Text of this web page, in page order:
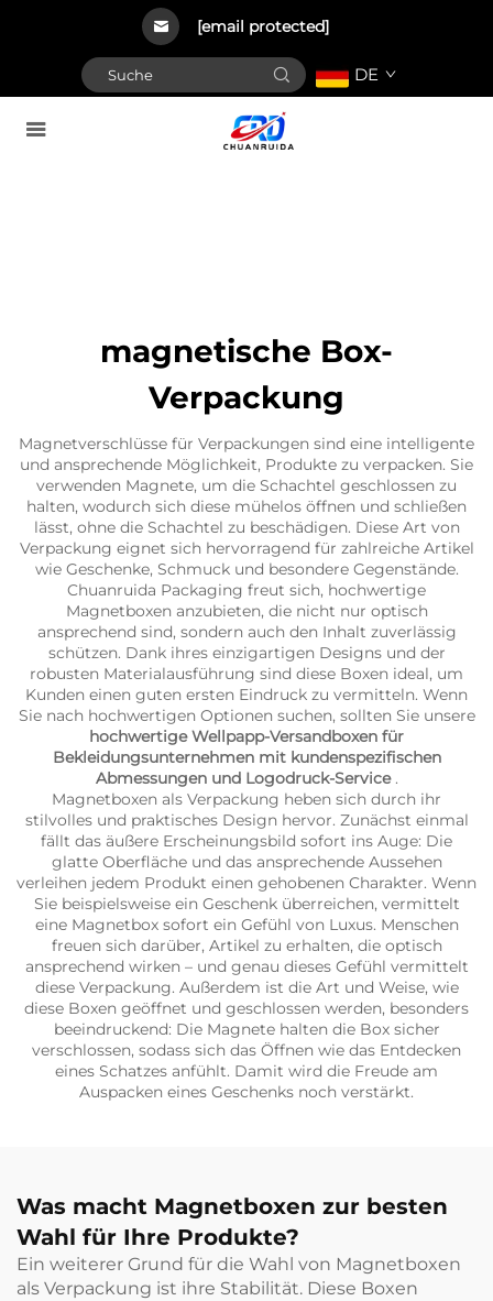
[email protected]
DE
magnetische Box-
Verpackung
Magnetverschlüsse für Verpackungen sind eine intelligente
und ansprechende Möglichkeit, Produkte zu verpacken. Sie
verwenden Magnete, um die Schachtel geschlossen zu
halten, wodurch sich diese mühelos öffnen und schließen
lässt, ohne die Schachtel zu beschädigen. Diese Art von
Verpackung eignet sich hervorragend für zahlreiche Artikel
wie Geschenke, Schmuck und besondere Gegenstände.
Chuanruida Packaging freut sich, hochwertige
Magnetboxen anzubieten, die nicht nur optisch
ansprechend sind, sondern auch den Inhalt zuverlässig
schützen. Dank ihres einzigartigen Designs und der
robusten Materialausführung sind diese Boxen ideal, um
Kunden einen guten ersten Eindruck zu vermitteln. Wenn
Sie nach hochwertigen Optionen suchen, sollten Sie unsere
hochwertige Wellpapp-Versandboxen für
Bekleidungsunternehmen mit kundenspezifischen
Abmessungen und Logodruck-Service .
Magnetboxen als Verpackung heben sich durch ihr
stilvolles und praktisches Design hervor. Zunächst einmal
fällt das äußere Erscheinungsbild sofort ins Auge: Die
glatte Oberfläche und das ansprechende Aussehen
verleihen jedem Produkt einen gehobenen Charakter. Wenn
Sie beispielsweise ein Geschenk überreichen, vermittelt
eine Magnetbox sofort ein Gefühl von Luxus. Menschen
freuen sich darüber, Artikel zu erhalten, die optisch
ansprechend wirken – und genau dieses Gefühl vermittelt
diese Verpackung. Außerdem ist die Art und Weise, wie
diese Boxen geöffnet und geschlossen werden, besonders
beeindruckend: Die Magnete halten die Box sicher
verschlossen, sodass sich das Öffnen wie das Entdecken
eines Schatzes anfühlt. Damit wird die Freude am
Auspacken eines Geschenks noch verstärkt.
Was macht Magnetboxen zur besten
Wahl für Ihre Produkte?
Ein weiterer Grund für die Wahl von Magnetboxen
als Verpackung ist ihre Stabilität. Diese Boxen